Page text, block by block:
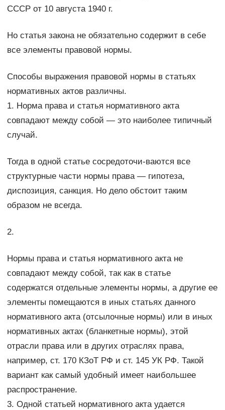
СССР от 10 августа 1940 г.
Но статья закона не обязательно содержит в себе
все элементы правовой нормы.
Способы выражения правовой нормы в статьях
нормативных актов различны.
1. Норма права и статья нормативного акта
совпадают между собой — это наиболее типичный
случай.
Тогда в одной статье сосредоточи-ваются все
структурные части нормы права — гипотеза,
диспозиция, санкция. Но дело обстоит таким
образом не всегда.
2.
Нормы права и статья нормативного акта не
совпадают между собой, так как в статье
содержатся отдельные элементы нормы, а другие ее
элементы помещаются в иных статьях данного
нормативного акта (отсылочные нормы) или в иных
нормативных актах (бланкетные нормы), этой
отрасли права или в других отраслях права,
например, ст. 170 КЗоТ РФ и ст. 145 УК РФ. Такой
вариант как самый удобный имеет наибольшее
распространение.
3. Одной статьей нормативного акта удается